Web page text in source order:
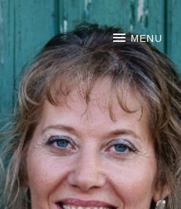
MENU